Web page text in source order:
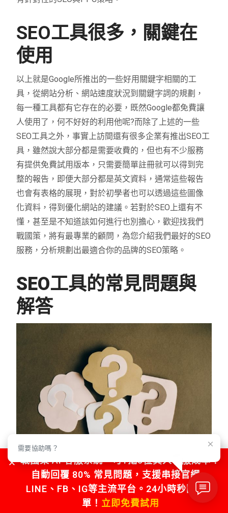
SEO工具很多，關鍵在
使用
以上就是Google所推出的一些好用關鍵字相關的工
具，從網站分析、網站速度狀況到關鍵字詞的規劃，
每一種工具都有它存在的必要，既然Google都免費讓
人使用了，何不好好的利用他呢?而除了上述的一些
SEO工具之外，事實上訪間還有很多企業有推出SEO工
具，雖然說大部分都是需要收費的，但也有不少服務
有提供免費試用版本，只需要簡單註冊就可以得到完
整的報告，即便大部分都是英文資料，通常這些報告
也會有表格的展現，對於初學者也可以透過這些圖像
化資料，得到優化網站的建議。若對於SEO上還有不
懂，甚至是不知道該如何進行也別擔心，歡迎找我們
戰國策，將有最專業的顧問，為您介紹我們最好的SEO
服務，分析規劃出最適合你的品牌的SEO策略。
SEO工具的常見問題與
解答
SEO工具是什麼？
戰國策 AI 客服系統，可1抵5位真人客服成本！
自動回覆 80% 常見問題，支援串接官網、
LINE、FB、IG等主流平台。24小時秒回不漏
單！ 立即免費試用
需要協助嗎？